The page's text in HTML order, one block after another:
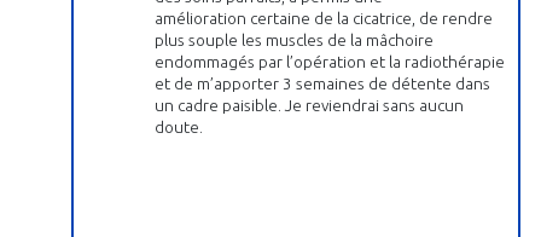
amélioration certaine de la cicatrice, de rendre
plus souple les muscles de la mâchoire
endommagés par l’opération et la radiothérapie
et de m’apporter 3 semaines de détente dans
un cadre paisible. Je reviendrai sans aucun
doute.